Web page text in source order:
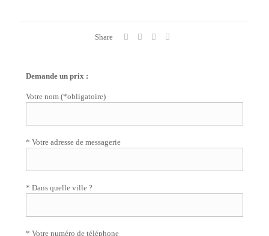
Share
Demande un prix :
Votre nom (*obligatoire)
* Votre adresse de messagerie
* Dans quelle ville ?
* Votre numéro de téléphone